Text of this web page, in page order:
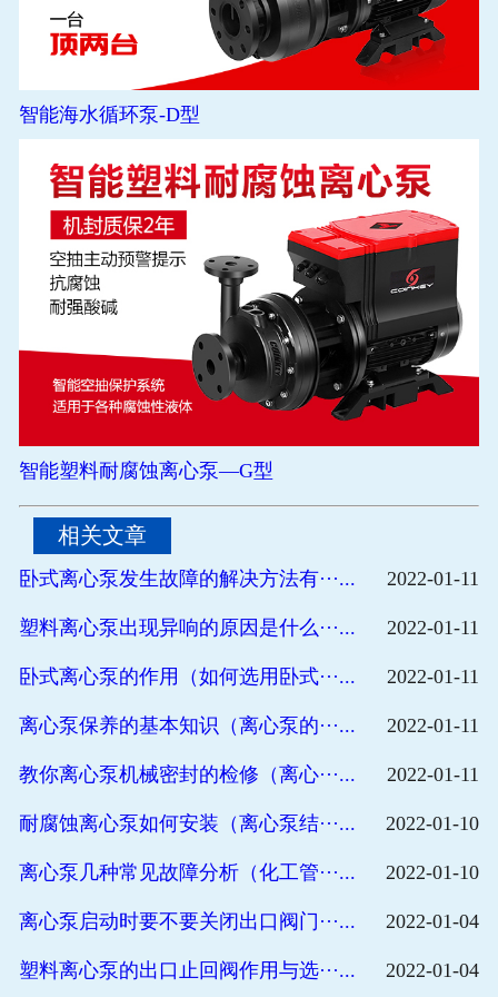
智能海水循环泵-D型
智能塑料耐腐蚀离心泵—G型
相关文章
卧式离心泵发生故障的解决方法有···... 2022-01-11
塑料离心泵出现异响的原因是什么···... 2022-01-11
卧式离心泵的作用（如何选用卧式···... 2022-01-11
离心泵保养的基本知识（离心泵的···... 2022-01-11
教你离心泵机械密封的检修（离心···... 2022-01-11
耐腐蚀离心泵如何安装（离心泵结···... 2022-01-10
离心泵几种常见故障分析（化工管···... 2022-01-10
离心泵启动时要不要关闭出口阀门···... 2022-01-04
塑料离心泵的出口止回阀作用与选···... 2022-01-04